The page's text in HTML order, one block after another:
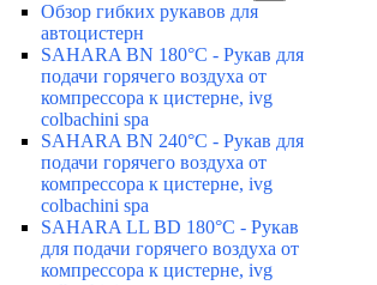
Обзор гибких рукавов для
автоцистерн
SAHARA BN 180°C - Рукав для
подачи горячего воздуха от
компрессора к цистерне, ivg
colbachini spa
SAHARA BN 240°C - Рукав для
подачи горячего воздуха от
компрессора к цистерне, ivg
colbachini spa
SAHARA LL BD 180°C - Рукав
для подачи горячего воздуха от
компрессора к цистерне, ivg